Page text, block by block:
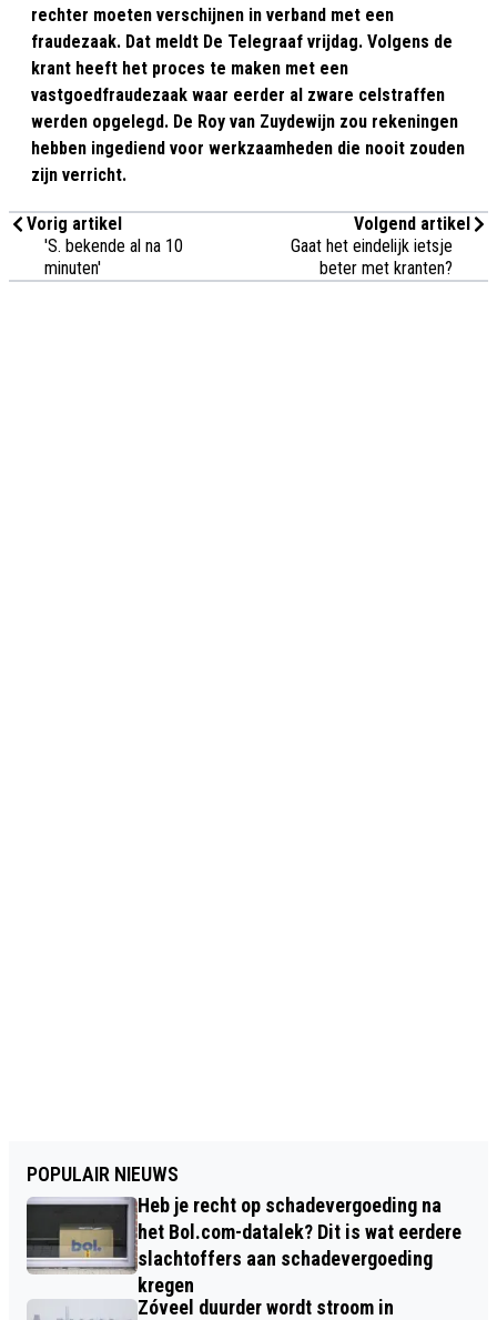
rechter moeten verschijnen in verband met een
fraudezaak. Dat meldt De Telegraaf vrijdag. Volgens de
krant heeft het proces te maken met een
vastgoedfraudezaak waar eerder al zware celstraffen
werden opgelegd. De Roy van Zuydewijn zou rekeningen
hebben ingediend voor werkzaamheden die nooit zouden
zijn verricht.
Vorig artikel
'S. bekende al na 10
minuten'
Volgend artikel
Gaat het eindelijk ietsje
beter met kranten?
POPULAIR NIEUWS
Heb je recht op schadevergoeding na
het Bol.com-datalek? Dit is wat eerdere
slachtoffers aan schadevergoeding
kregen
Zóveel duurder wordt stroom in